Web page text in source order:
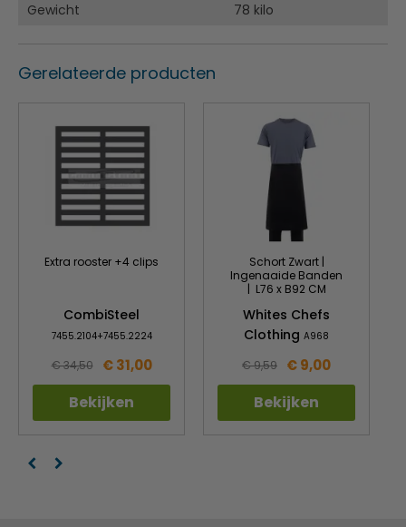
Gewicht
78 kilo
Gerelateerde producten
Extra rooster +4 clips
CombiSteel
7455.2104+7455.2224
€ 34,50 € 31,00
Bekijken
Schort Zwart |
Ingenaaide Banden
| L76 x B92 CM
Whites Chefs
Clothing A968
€ 9,59 € 9,00
Bekijken